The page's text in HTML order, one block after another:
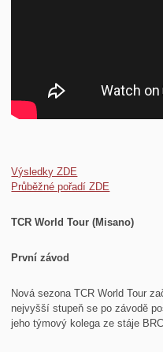
Výsledky ZDE
Průběžné pořadí ZDE
TCR World Tour (Misano)
První závod
Nová sezona TCR World Tour
nejvyšší stupeň se po závodě
jeho týmový kolega ze stáje